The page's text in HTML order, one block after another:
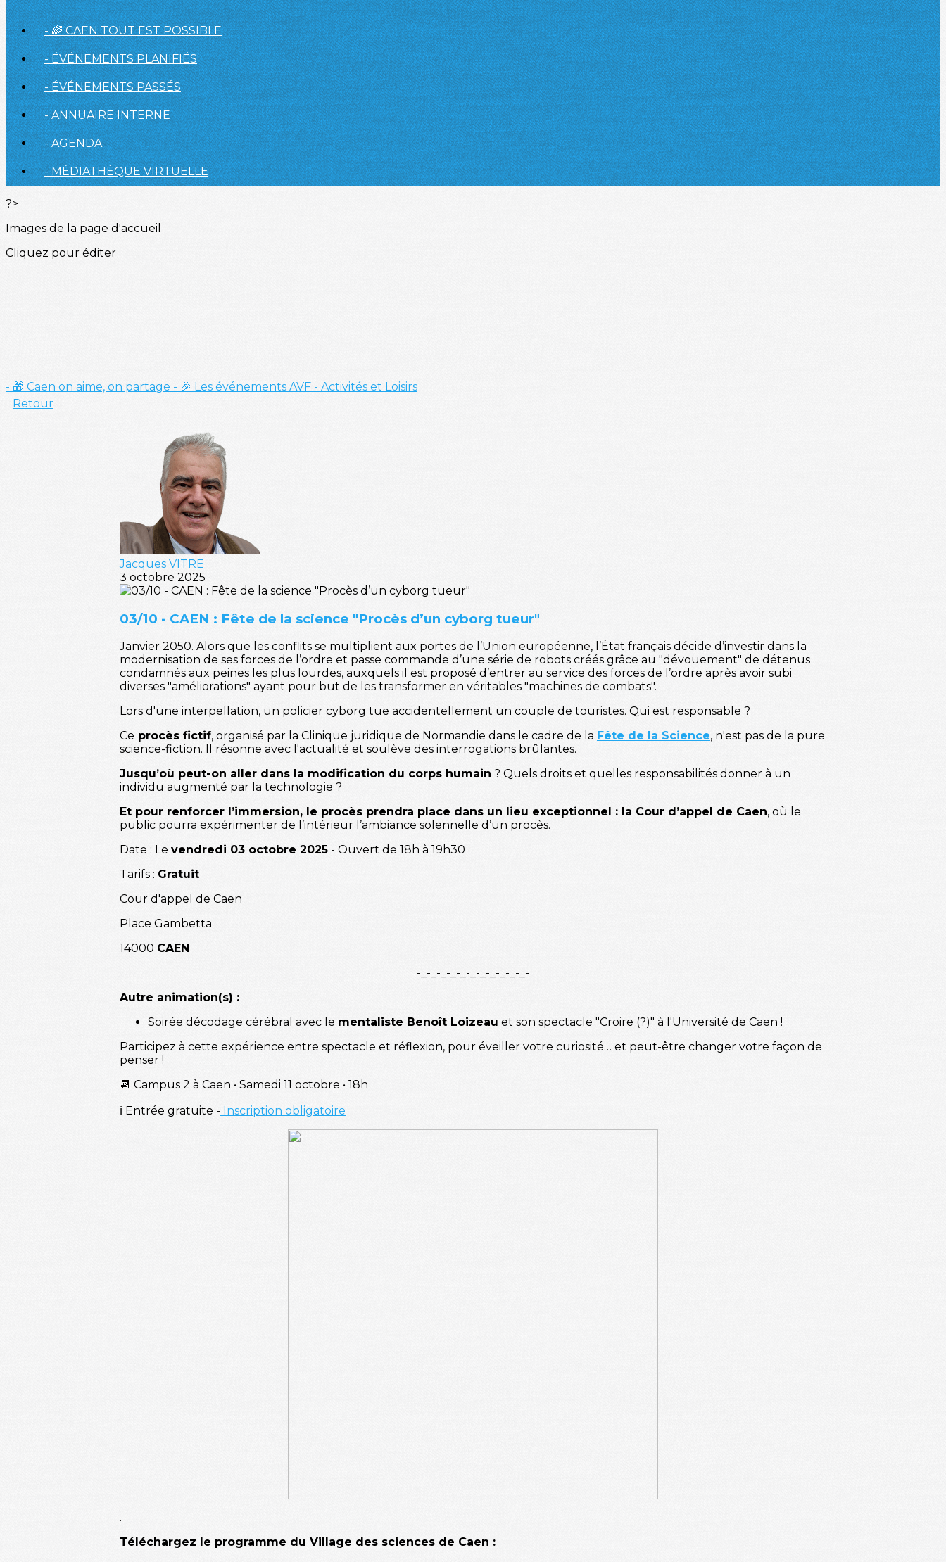
- 🌈 CAEN TOUT EST POSSIBLE
- ÉVÉNEMENTS PLANIFIÉS
- ÉVÉNEMENTS PASSÉS
- ANNUAIRE INTERNE
- AGENDA
- MÉDIATHÈQUE VIRTUELLE
?>
Images de la page d'accueil
Cliquez pour éditer
- 🎁 Caen on aime, on partage - 🎉 Les événements AVF - Activités et Loisirs
Retour
Jacques VITRE
3 octobre 2025
03/10 - CAEN : Fête de la science "Procès d’un cyborg tueur"
Janvier 2050. Alors que les conflits se multiplient aux portes de l’Union européenne, l’État français décide d’investir dans la
modernisation de ses forces de l’ordre et passe commande d’une série de robots créés grâce au "dévouement" de détenus
condamnés aux peines les plus lourdes, auxquels il est proposé d’entrer au service des forces de l’ordre après avoir subi
diverses "améliorations" ayant pour but de les transformer en véritables "machines de combats".
Lors d'une interpellation, un policier cyborg tue accidentellement un couple de touristes. Qui est responsable ?
Ce procès fictif, organisé par la Clinique juridique de Normandie dans le cadre de la Fête de la Science, n'est pas de la pure
science-fiction. Il résonne avec l'actualité et soulève des interrogations brûlantes.
Jusqu’où peut-on aller dans la modification du corps humain ? Quels droits et quelles responsabilités donner à un
individu augmenté par la technologie ?
Et pour renforcer l’immersion, le procès prendra place dans un lieu exceptionnel : la Cour d’appel de Caen, où le
public pourra expérimenter de l’intérieur l’ambiance solennelle d’un procès.
Date : Le vendredi 03 octobre 2025 - Ouvert de 18h à 19h30
Tarifs : Gratuit
Cour d'appel de Caen
Place Gambetta
14000 CAEN
-_-_-_-_-_-_-_-_-_-_-_-
Autre animation(s) :
Soirée décodage cérébral avec le mentaliste Benoît Loizeau et son spectacle "Croire (?)" à l'Université de Caen !
Participez à cette expérience entre spectacle et réflexion, pour éveiller votre curiosité… et peut-être changer votre façon de
penser !
📆 Campus 2 à Caen • Samedi 11 octobre • 18h
ℹ️ Entrée gratuite - Inscription obligatoire
.
Téléchargez le programme du Village des sciences de Caen :